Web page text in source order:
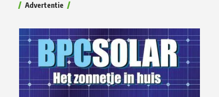
Advertentie